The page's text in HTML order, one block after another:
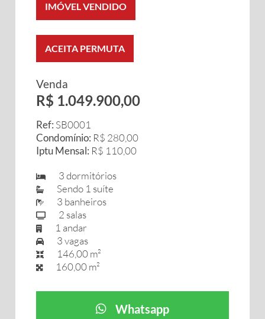
IMÓVEL VENDIDO
ACEITA PERMUTA
Venda
R$ 1.049.900,00
Ref: SB0001
Condomínio: R$ 280,00
Iptu Mensal: R$ 110,00
3 dormitórios
Sendo 1 suíte
3 banheiros
2 salas
1 andar
3 vagas
146,00 m²
160,00 m²
Whatsapp